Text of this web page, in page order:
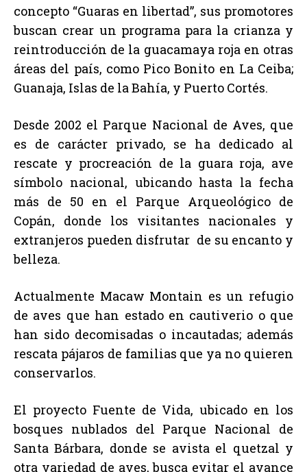
concepto “Guaras en libertad”, sus promotores
buscan crear un programa para la crianza y
reintroducción de la guacamaya roja en otras
áreas del país, como Pico Bonito en La Ceiba;
Guanaja, Islas de la Bahía, y Puerto Cortés.
Desde 2002 el Parque Nacional de Aves, que
es de carácter privado, se ha dedicado al
rescate y procreación de la guara roja, ave
símbolo nacional, ubicando hasta la fecha
más de 50 en el Parque Arqueológico de
Copán, donde los visitantes nacionales y
extranjeros pueden disfrutar de su encanto y
belleza.
Actualmente Macaw Montain es un refugio
de aves que han estado en cautiverio o que
han sido decomisadas o incautadas; además
rescata pájaros de familias que ya no quieren
conservarlos.
El proyecto Fuente de Vida, ubicado en los
bosques nublados del Parque Nacional de
Santa Bárbara, donde se avista el quetzal y
otra variedad de aves, busca evitar el avance